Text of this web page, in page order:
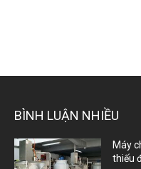
BÌNH LUẬN NHIỀU
Máy
thiếu